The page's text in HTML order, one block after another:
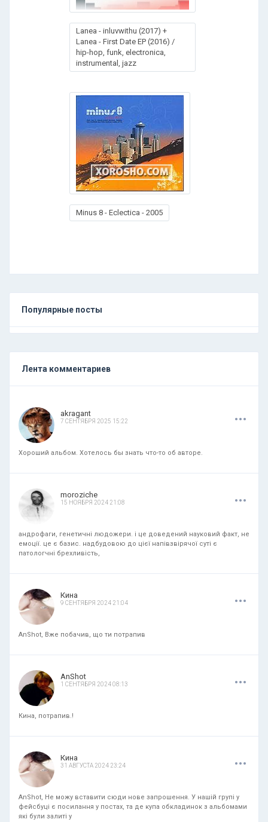
Lanea - inluvwithu (2017) +
Lanea - First Date EP (2016) /
hip-hop, funk, electronica,
instrumental, jazz
Minus 8 - Eclectica - 2005
Популярные посты
Лента комментариев
akragant
7 СЕНТЯБРЯ 2025 15:22 ...
Хороший альбом. Хотелось бы знать что-то об авторе.
moroziche
15 НОЯБРЯ 2024 21:08 ...
андрофаги, генетичні людожери. і це доведений науковий факт, не
емоції. це є базис. надбудовою до цієї напівзвірячої суті є
патологчні брехливість,
Кина
9 СЕНТЯБРЯ 2024 21:04 ...
AnShot, Вже побачив, що ти потрапив
AnShot
1 СЕНТЯБРЯ 2024 08:13 ...
Кина, потрапив.!
Кина
31 АВГУСТА 2024 23:24 ...
AnShot, Не можу вставити сюди нове запрошення. У нашій групі у
фейсбуці є посилання у постах, та де купа обкладинок з альбомами
які були залиті у